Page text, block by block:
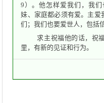
9）。他怎样爱我们，我
妹、家庭都必须有爱。主爱
们；我们也要爱世人，包括
求主祝福他的话，祝
里，有新的见证和行为。